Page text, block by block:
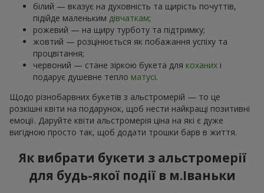
білий — вказує на духовність та щирість почуттів,
підійде маленьким дівчаткам;
рожевий — на щиру турботу та підтримку;
жовтий — розцінюється як побажання успіху та
процвітання;
червоний — стане зіркою букета для коханих і
подарує душевне тепло матусі.
Щодо різнобарвних букетів з альстромерій — то це
розкішні квіти на подарунок, щоб нести найкращі позитивні
емоції. Даруйте квіти альстромерія ціна на які є дуже
вигідною просто так, щоб додати трошки барв в життя.
Як вибрати букети з альстромерії
для будь-якої події в м.Іваньки